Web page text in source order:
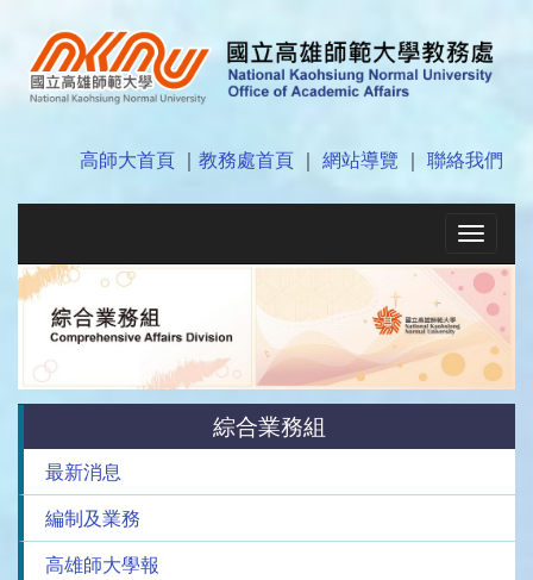
高師大首頁 教務處首頁 網站導覽 聯絡我們
Toggle
綜合業務組
最新消息
編制及業務
高雄師大學報